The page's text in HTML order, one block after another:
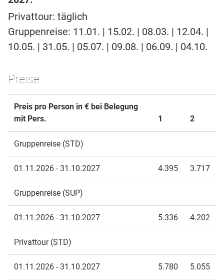
Privattour: täglich
Gruppenreise: 11.01. | 15.02. | 08.03. | 12.04. |
10.05. | 31.05. | 05.07. | 09.08. | 06.09. | 04.10.
Preise
Preis pro Person in € bei Belegung
mit Pers.
1 2
Gruppenreise (STD)
01.11.2026 - 31.10.2027 4.395 3.717
Gruppenreise (SUP)
01.11.2026 - 31.10.2027 5.336 4.202
Privattour (STD)
01.11.2026 - 31.10.2027 5.780 5.055